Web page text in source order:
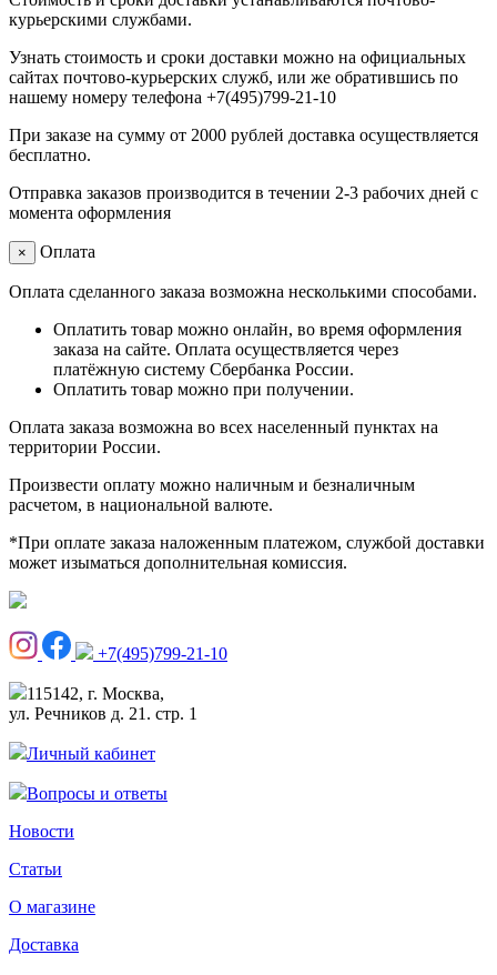
курьерскими службами.
Узнать стоимость и сроки доставки можно на официальных
сайтах почтово-курьерских служб, или же обратившись по
нашему номеру телефона +7(495)799-21-10
При заказе на сумму от 2000 рублей доставка осуществляется
бесплатно.
Отправка заказов производится в течении 2-3 рабочих дней с
момента оформления
× Оплата
Оплата сделанного заказа возможна несколькими способами.
Оплатить товар можно онлайн, во время оформления
заказа на сайте. Оплата осуществляется через
платёжную систему Сбербанка России.
Оплатить товар можно при получении.
Оплата заказа возможна во всех населенный пунктах на
территории России.
Произвести оплату можно наличным и безналичным
расчетом, в национальной валюте.
*При оплате заказа наложенным платежом, службой доставки
может изыматься дополнительная комиссия.
+7(495)799-21-10
115142, г. Москва,
ул. Речников д. 21. стр. 1
Личный кабинет
Вопросы и ответы
Новости
Статьи
О магазине
Доставка